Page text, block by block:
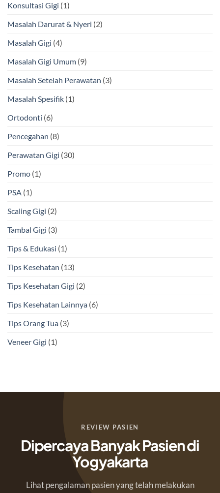
Konsultasi Gigi (1)
Masalah Darurat & Nyeri (2)
Masalah Gigi (4)
Masalah Gigi Umum (9)
Masalah Setelah Perawatan (3)
Masalah Spesifik (1)
Ortodonti (6)
Pencegahan (8)
Perawatan Gigi (30)
Promo (1)
PSA (1)
Scaling Gigi (2)
Tambal Gigi (3)
Tips & Edukasi (1)
Tips Kesehatan (13)
Tips Kesehatan Gigi (2)
Tips Kesehatan Lainnya (6)
Tips Orang Tua (3)
Veneer Gigi (1)
REVIEW PASIEN
Dipercaya Banyak Pasien di
Yogyakarta
Lihat pengalaman pasien yang telah melakukan